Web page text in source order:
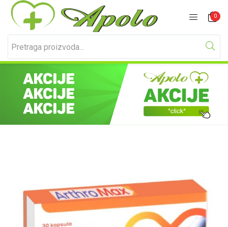
0
Prijavite se Registracija
Unesite svoje korisničko ime i lozinku za prijavu.
Zapamti me Izgubljena lozinka?